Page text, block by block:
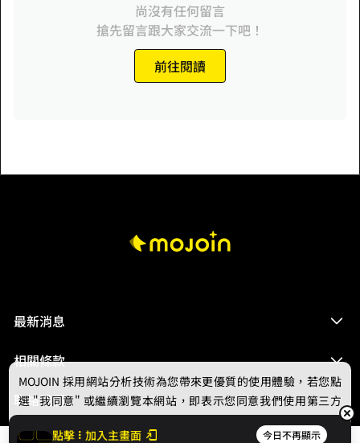
尚沒有任何留言
搶先留言跟大家交流一下吧！
前往閱讀
最新消息
相關條款
聯絡我們
點擊 加入主畫面 今日不再顯示
MOJOIN 採用網站分析技術為您帶來更優質的使用體驗，若您點
選 "我同意" 或繼續瀏覽本網站，即表示您同意我們使用第三方
Cookie，欲瞭解更多資訊請見隱私權政策。